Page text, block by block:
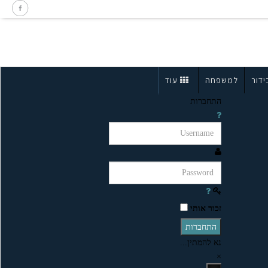
למשפחה עוד
התחברות
זכור אותי
התחברות
נא להמתין...
×